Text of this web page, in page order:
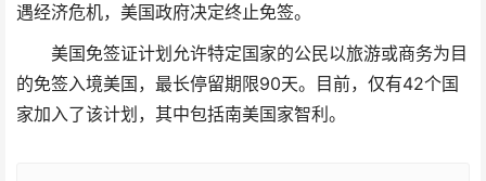
遇经济危机，美国政府决定终止免签。
美国免签证计划允许特定国家的公民以旅游或商务为目
的免签入境美国，最长停留期限90天。目前，仅有42个国
家加入了该计划，其中包括南美国家智利。